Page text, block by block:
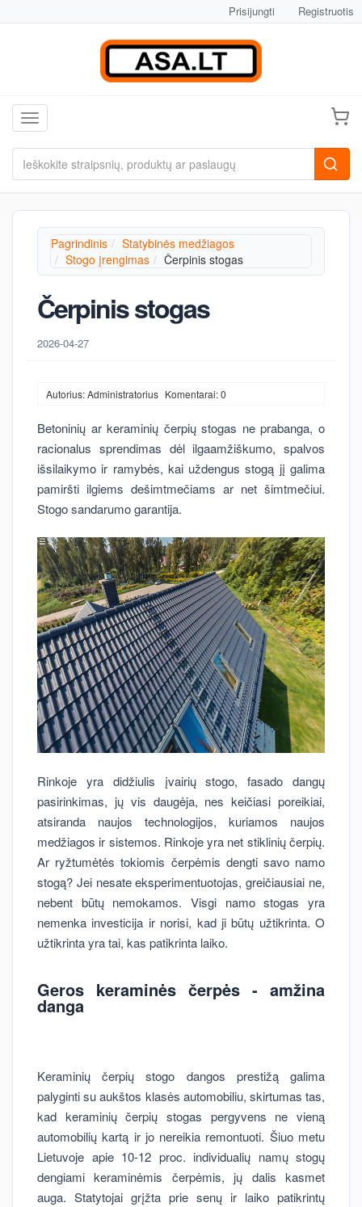
Prisijungti Registruotis
Toggle navigation
Pagrindinis
Statybinės medžiagos
Stogo įrengimas
Čerpinis stogas
Čerpinis stogas
2026-04-27
Autorius: Administratorius Komentarai: 0
Betoninių ar keraminių čerpių stogas ne prabanga, o
racionalus sprendimas dėl ilgaamžiškumo, spalvos
išsilaikymo ir ramybės, kai uždengus stogą jį galima
pamiršti ilgiems dešimtmečiams ar net šimtmečiui.
Stogo sandarumo garantija.
Rinkoje yra didžiulis įvairių stogo, fasado dangų
pasirinkimas, jų vis daugėja, nes keičiasi poreikiai,
atsiranda naujos technologijos, kuriamos naujos
medžiagos ir sistemos. Rinkoje yra net stiklinių čerpių.
Ar ryžtumėtės tokiomis čerpėmis dengti savo namo
stogą? Jei nesate eksperimentuotojas, greičiausiai ne,
nebent būtų nemokamos. Visgi namo stogas yra
nemenka investicija ir norisi, kad ji būtų užtikrinta. O
užtikrinta yra tai, kas patikrinta laiko.
Geros keraminės čerpės - amžina
danga
Keraminių čerpių stogo dangos prestižą galima
palyginti su aukštos klasės automobiliu, skirtumas tas,
kad keraminių čerpių stogas pergyvens ne vieną
automobilių kartą ir jo nereikia remontuoti. Šiuo metu
Lietuvoje apie 10-12 proc. individualių namų stogų
dengiami keraminėmis čerpėmis, jų dalis kasmet
auga. Statytojai grįžta prie senų ir laiko patikrintų